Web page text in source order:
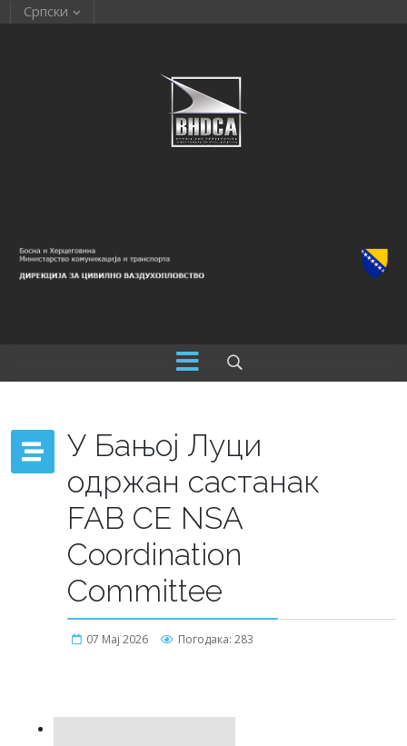
Српски
У Бањој Луци
одржан састанак
FAB CE NSA
Coordination
Committee
07 Мај 2026 Погодака: 283